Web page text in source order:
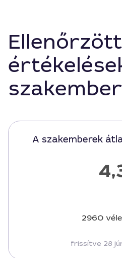
Ellenőrzött
A szakemberek
2960
frissítve 28